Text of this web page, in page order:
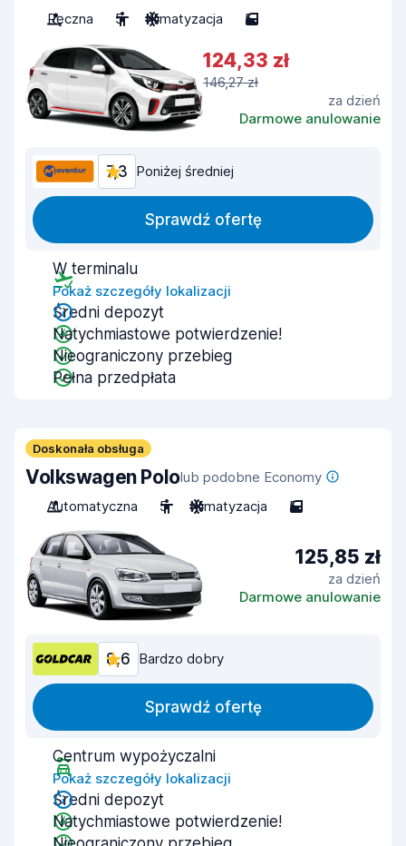
Ręczna 5 Klimatyzacja 5
124,33 zł
146,27 zł
za dzień
Darmowe anulowanie
7,3 Poniżej średniej
Sprawdź ofertę
W terminalu
Pokaż szczegóły lokalizacji
Średni depozyt
Natychmiastowe potwierdzenie!
Nieograniczony przebieg
Pełna przedpłata
Doskonała obsługa
Volkswagen Pololub podobne Economy
Automatyczna
5 Klimatyzacja 5
125,85 zł
za dzień
Darmowe anulowanie
8,6 Bardzo dobry
Sprawdź ofertę
Centrum wypożyczalni
Pokaż szczegóły lokalizacji
Średni depozyt
Natychmiastowe potwierdzenie!